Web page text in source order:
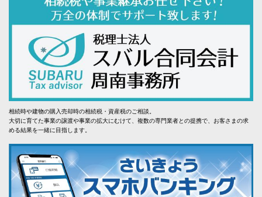
相続時や建物の購入売却時の相続税・資産税のご相談。
大切に育てた事業の譲渡や事業の拡大にむけて、複数の専門業者との提携で、お客さまの求
める結果を一緒に目指します。